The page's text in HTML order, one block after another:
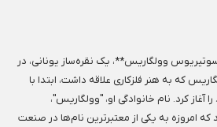
1884 توسط **سوتیریوس وولگاریس**، یک نقره‌ساز یونانی، در
که به هنر فلزکاری علاقه داشت، ابتدا با
آغاز کرد. نام خانوادگی او، "وولگاریس"،
امروزه به یکی از معتبرترین نام‌ها در صنعت